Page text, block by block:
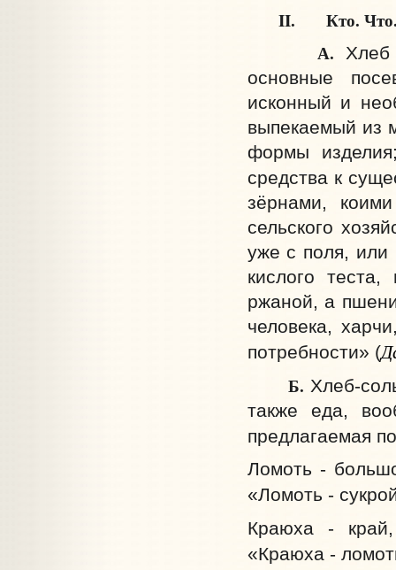
II. Кто.
А. Хлеб
основные
исконный и
выпекаемый из
формы
средства к
зёрнами,
сельского
уже с поля, или
кислого
ржаной, а
человека,
потребности» (
Б.Хлеб-
также еда,
предлагаемая
Ломоть -
«Ломоть -
Краюха -
«Краюха -